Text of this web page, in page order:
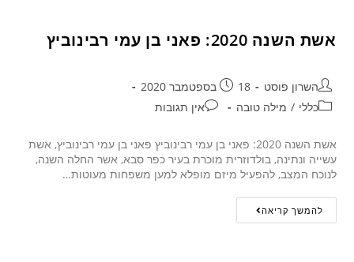
אשת השנה 2020: פאני בן עמי רבינוביץ
השרון פוסט
18 בספטמבר 2020
כללי / מילה טובה אין תגובות
אשת השנה 2020: פאני בן עמי רבינוביץ פאני בן עמי רבינוביץ, אשת
עשייה ונתינה, בולדוזרית מוכרת בעיר כפר סבא, אשר החלה השנה,
לנוכח המצב, להפעיל מיזם מופלא למען משפחות מעוטות…
להמשך קריאה